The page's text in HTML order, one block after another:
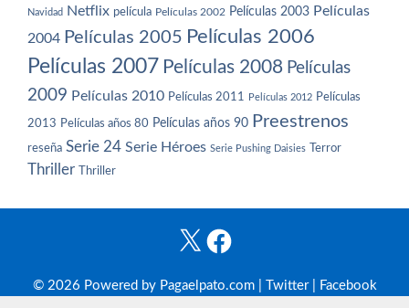
Navidad Netflix película Películas 2002 Películas 2003 Películas
2004 Películas 2005 Películas 2006
Películas 2007 Películas 2008 Películas
2009 Películas 2010 Películas 2011 Películas 2012 Películas
2013 Películas años 80 Películas años 90 Preestrenos
reseña Serie 24 Serie Héroes Serie Pushing Daisies Terror
Thriller Thriller
X Facebook
© 2026 Powered by Pagaelpato.com | Twitter| Facebook